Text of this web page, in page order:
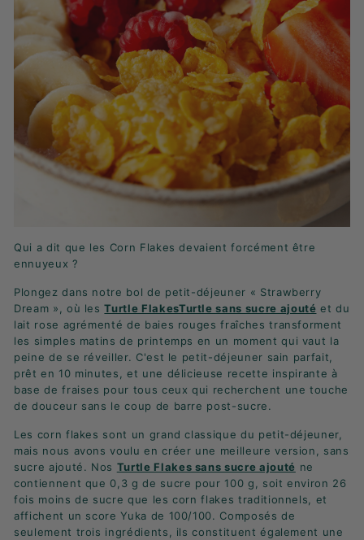
Qui a dit que les Corn Flakes devaient forcément être
ennuyeux ?
Plongez dans notre bol de petit-déjeuner « Strawberry
Dream », où lesTurtle FlakesTurtle sans sucre ajouté et du
lait rose agrémenté de baies rouges fraîches transforment
les simples matins de printemps en un moment qui vaut la
peine de se réveiller. C'est le petit-déjeuner sain parfait,
prêt en 10 minutes, et une délicieuse recette inspirante à
base de fraises pour tous ceux qui recherchent une touche
de douceur sans le coup de barre post-sucre.
Les corn flakes sont un grand classique du petit-déjeuner,
mais nous avons voulu en créer une meilleure version, sans
sucre ajouté. Nos Turtle Flakes sans sucre ajouté ne
contiennent que 0,3 g de sucre pour 100 g, soit environ 26
fois moins de sucre que les corn flakes traditionnels, et
affichent un score Yuka de 100/100. Composés de
seulement trois ingrédients, ils constituent également une